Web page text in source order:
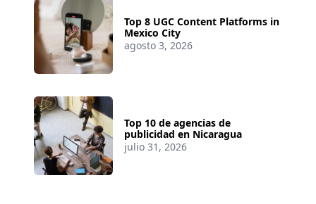
Top 8 UGC Content Platforms in
Mexico City
agosto 3, 2026
Top 10 de agencias de
publicidad en Nicaragua
julio 31, 2026